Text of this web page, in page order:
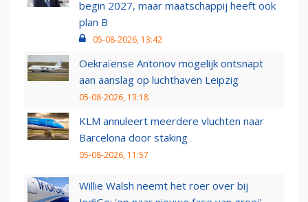
begin 2027, maar maatschappij heeft ook
plan B
05-08-2026, 13:42
Oekraïense Antonov mogelijk ontsnapt
aan aanslag op luchthaven Leipzig
05-08-2026, 13:18
KLM annuleert meerdere vluchten naar
Barcelona door staking
05-08-2026, 11:57
Willie Walsh neemt het roer over bij